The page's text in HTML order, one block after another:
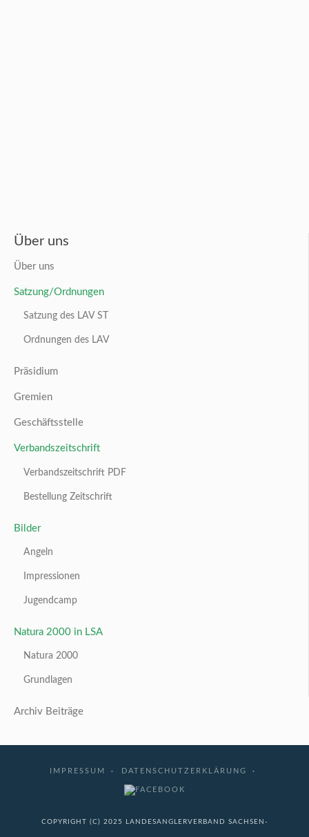
Über uns
Über uns
Satzung/Ordnungen
Satzung des LAV ST
Ordnungen des LAV
Präsidium
Gremien
Geschäftsstelle
Verbandszeitschrift
Verbandszeitschrift PDF
Bestellung Zeitschrift
Bilder
Angeln
Impressionen
Jugendcamp
Natura 2000 in LSA
Natura 2000
Grundlagen
Archiv Beiträge
IMPRESSUM DATENSCHUTZERKLÄRUNG
COPYRIGHT (C) 2025 LANDESANGLERVERBAND SACHSEN-